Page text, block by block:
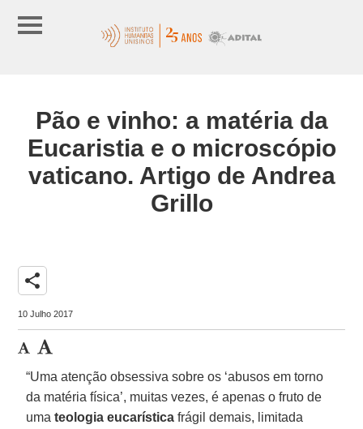
Pão e vinho: a matéria da
Eucaristia e o microscópio
vaticano. Artigo de Andrea
Grillo
share
10 Julho 2017
“Uma atenção obsessiva sobre os ‘abusos em torno
da matéria física’, muitas vezes, é apenas o fruto de
umateologia eucarística frágil demais, limitada